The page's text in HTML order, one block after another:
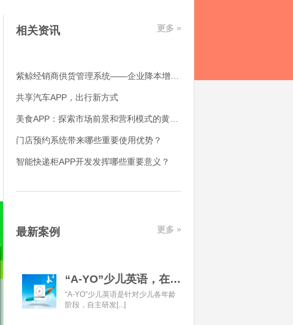
相关资讯 更多 »
共享汽车APP，出行新方式
门店预约系统带来哪些重要使用优势？
智能快递柜APP开发发挥哪些重要意义？
最新案例 更多 »
“A-YO”少儿英语，在线语言学习平台开发经典案例
“A-YO”少儿英语是针对少儿各年龄
阶段，自主研发[...]